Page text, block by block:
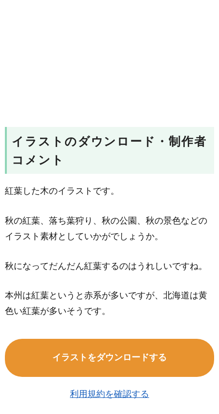
イラストのダウンロード・制作者
コメント
紅葉した木のイラストです。
秋の紅葉、落ち葉狩り、秋の公園、秋の景色などの
イラスト素材としていかがでしょうか。
秋になってだんだん紅葉するのはうれしいですね。
本州は紅葉というと赤系が多いですが、北海道は黄
色い紅葉が多いそうです。
イラストをダウンロードする
利用規約を確認する